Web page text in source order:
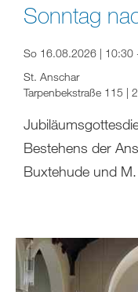
Sonntag
So 16.08.2026 | 10:30
St. Anschar
Tarpenbekstraße 115 |
Bestehens der
Buxtehude und